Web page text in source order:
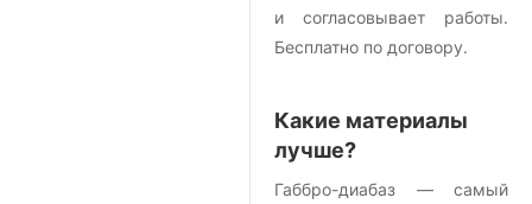
и согласовывает работы.
Бесплатно по договору.
Какие материалы
лучше?
Габбро-диабаз — самый